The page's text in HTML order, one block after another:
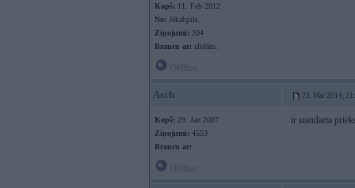
Kopš: 11. Feb 2012
No: Jēkabpils
Ziņojumi: 204
Braucu ar: slidām.
Asch 23. Mar 2014,
Kopš: 29. Jan 2007
Ziņojumi: 4553
Braucu ar:
ir standarta